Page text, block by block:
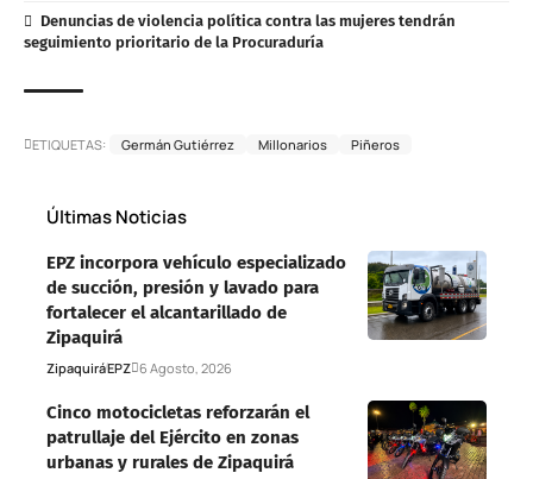
Denuncias de violencia política contra las mujeres tendrán
seguimiento prioritario de la Procuraduría
ETIQUETAS: Germán Gutiérrez Millonarios Piñeros
Últimas Noticias
EPZ incorpora vehículo especializado
de succión, presión y lavado para
fortalecer el alcantarillado de
Zipaquirá
ZipaquiráEPZ 6 Agosto, 2026
Cinco motocicletas reforzarán el
patrullaje del Ejército en zonas
urbanas y rurales de Zipaquirá